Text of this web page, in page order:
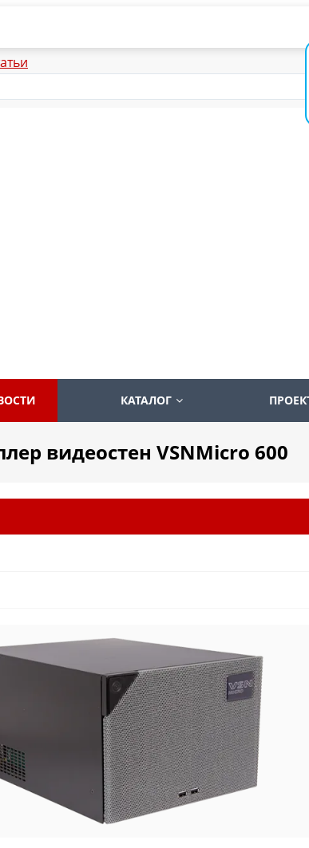
КАТАЛОГ
видеостен VSNMicro 600